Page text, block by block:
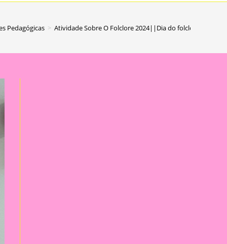
Pedagógicas > Atividade Sobre O Folclore 2024||Dia do folclore